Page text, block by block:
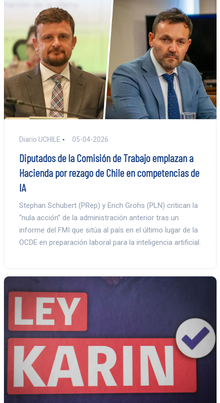
Diario UCHILE 05-04-2026
Diputados de la Comisión de Trabajo emplazan a
Hacienda por rezago de Chile en competencias de
IA
Stephan Schubert (PRep) y Erich Grohs (PLN) critican la
“nula acción” de la administración anterior tras un
informe del FMI que sitúa al país en el último lugar de la
OCDE en preparación laboral para la inteligencia artificial.